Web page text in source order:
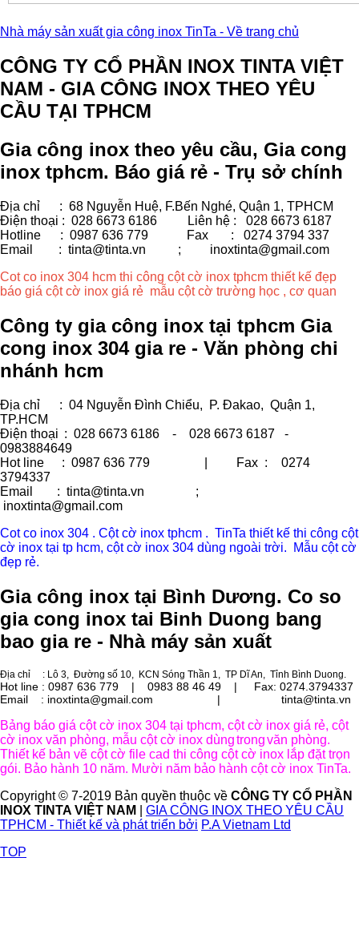
Nhà máy sản xuất gia công inox TinTa - Về trang chủ
CÔNG TY CỔ PHẦN INOX TINTA VIỆT
NAM - GIA CÔNG INOX THEO YÊU
CẦU TẠI TPHCM
Gia công inox theo yêu cầu, Gia cong
inox tphcm. Báo giá rẻ - Trụ sở chính
Địa chỉ : 68 Nguyễn Huệ, F.Bến Nghé, Quận 1, TPHCM
Điện thoại : 028 6673 6186
Liên hệ : 028 6673 6187
Hotline : 0987 636 779 Fax
: 0274 3794 337
Email : tinta@tinta.vn ;
inoxtinta@gmail.com
Cot co inox 304 hcm thi công cột cờ inox tphcm thiết kế đẹp
báo giá cột cờ inox giá rẻ mẫu cột cờ trường học , cơ quan
Công ty gia công inox tại tphcm Gia
cong inox 304 gia re - Văn phòng chi
nhánh hcm
Địa chỉ
: 04 Nguyễn Đình Chiểu, P. Đakao, Quận 1,
TP.HCM
Điện thoại : 028 6673 6186 - 028 6673 6187 -
0983884649
Hot line
: 0987 636 779 | Fax :
0274
3794337
Email
: tinta@tinta.vn ;
inoxtinta@gmail.com
Cot co inox 304 . Cột cờ inox tphcm . TinTa thiết kế thi công cột
cờ inox tại tp hcm, cột cờ inox 304 dùng ngoài trời. Mẫu cột cờ
đẹp rẻ.
Gia công inox tại Bình Dương. Co so
gia cong inox tai Binh Duong bang
bao gia re - Nhà máy sản xuất
Địa chỉ : Lô 3, Đường số 10, KCN Sóng Thần 1, TP Dĩ An, Tỉnh Bình Duong.
Hot line : 0987 636 779 | 0983 88 46 49 |
Fax: 0274.3794337
Email : inoxtinta@gmail.com | tinta@tinta.vn
Bảng báo giá cột cờ inox 304 tại tphcm, cột cờ inox giá rẻ, cột
cờ inox văn phòng, mẫu cột cờ inox dùngtrongvăn phòng.
Thiết kế bản vẽ cột cờ file cad thi công cột cờ inox lắp đặt trọn
gói. Bảo hành 10 năm. Mười năm bảo hành cột cờ inox TinTa.
Copyright © 7-2019 Bản quyền thuộc về CÔNG TY CỔ PHẦN
INOX TINTA VIỆT NAM
GIA CÔNG INOX THEO YÊU CẦU
TPHCM - Thiết kế và phát triển bởi P.A Vietnam Ltd
TOP